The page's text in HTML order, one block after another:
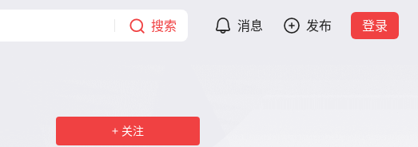
搜索 消息 发布 登录
关注